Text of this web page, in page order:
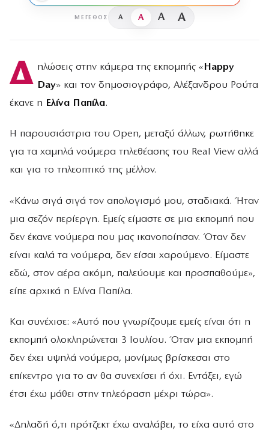
ΜΈΓΕΘΟΣ A A A A
Δ ηλώσεις στην κάμερα της εκπομπής « Happy
Day» και τον δημοσιογράφο, Αλέξανδρου Ρούτα
έκανε η Ελίνα Παπίλα.
Η παρουσιάστρια του Open, μεταξύ άλλων, ρωτήθηκε
για τα χαμηλά νούμερα τηλεθέασης του Real View αλλά
και για το τηλεοπτικό της μέλλον.
«Κάνω σιγά σιγά τον απολογισμό μου, σταδιακά. Ήταν
μια σεζόν περίεργη. Εμείς είμαστε σε μια εκπομπή που
δεν έκανε νούμερα που μας ικανοποίησαν. Όταν δεν
είναι καλά τα νούμερα, δεν είσαι χαρούμενο. Είμαστε
εδώ, στον αέρα ακόμη, παλεύουμε και προσπαθούμε»,
είπε αρχικά η Ελίνα Παπίλα.
Και συνέχισε: «Αυτό που γνωρίζουμε εμείς είναι ότι η
εκπομπή ολοκληρώνεται 3 Ιουλίου. Όταν μια εκπομπή
δεν έχει υψηλά νούμερα, μονίμως βρίσκεσαι στο
επίκεντρο για το αν θα συνεχίσει ή όχι. Εντάξει, εγώ
έτσι έχω μάθει στην τηλεόραση μέχρι τώρα».
«Δηλαδή ό,τι πρότζεκτ έχω αναλάβει, το είχα αυτό στο